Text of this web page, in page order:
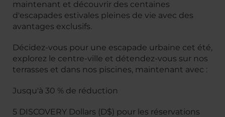
maintenant et découvrir des centaines
d'escapades estivales pleines de vie avec des
avantages exclusifs.
Décidez-vous pour une escapade urbaine cet été,
explorez le centre-ville et détendez-vous sur nos
terrasses et dans nos piscines, maintenant avec :
Jusqu'à 30 % de réduction
5 DISCOVERY Dollars (D$) pour les réservations